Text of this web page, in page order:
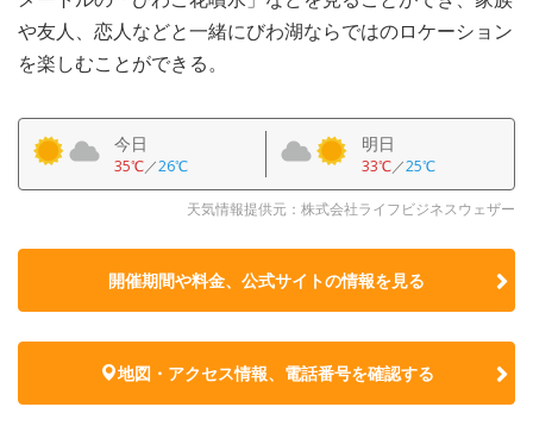
や友人、恋人などと一緒にびわ湖ならではのロケーション
を楽しむことができる。
今日
35℃／26℃
明日
33℃／25℃
天気情報提供元：株式会社ライフビジネスウェザー
開催期間や料金、公式サイトの情報を見る
地図・アクセス情報、電話番号を確認する